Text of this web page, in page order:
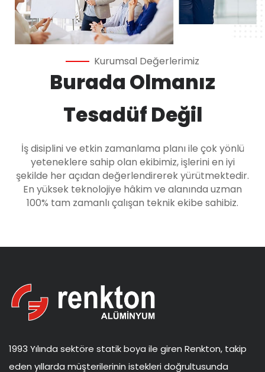
Kurumsal Değerlerimiz
Burada Olmanız
Tesadüf Değil
İş disiplini ve etkin zamanlama planı ile çok yönlü
yeteneklere sahip olan ekibimiz, işlerini en iyi
şekilde her açıdan değerlendirerek yürütmektedir.
En yüksek teknolojiye hâkim ve alanında uzman
100% tam zamanlı çalışan teknik ekibe sahibiz.
1993 Yılında sektöre statik boya ile giren Renkton, takip
eden yıllarda müşterilerinin istekleri doğrultusunda